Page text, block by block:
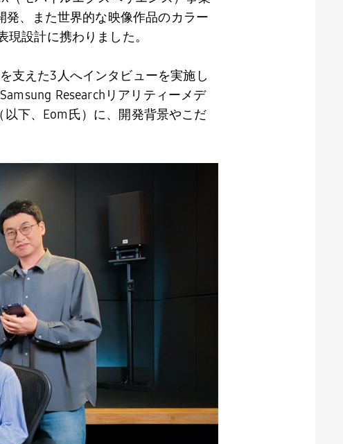
発、また世界的な映像作品のカラー
現設計に携わりました。
支えた3 人へインタビューを実施し
Samsung Research リアリティーメデ
以下、Eom氏）に、開発背景やこだ